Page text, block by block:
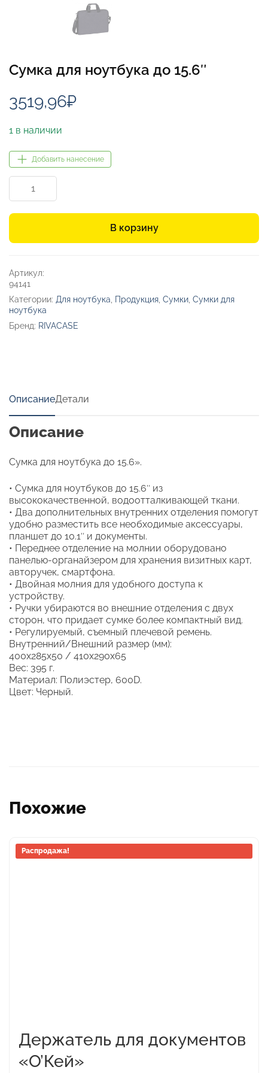
Сумка для ноутбука до 15.6″
3519,96₽
1 в наличии
Добавить нанесение
Количество
товара
Сумка
для
до
В корзину
Артикул:
94141
Категории: Для ноутбука Продукция Сумки Сумки для
ноутбука
Бренд: RIVACASE
ОписаниеДетали
Описание
Сумка для ноутбука до 15.6».
• Сумка для ноутбуков до 15.6″ из
высококачественной, водоотталкивающей ткани.
• Два дополнительных внутренних отделения помогут
удобно разместить все необходимые аксессуары,
планшет до 10.1″ и документы.
• Переднее отделение на молнии оборудовано
панелью-органайзером для хранения визитных карт,
авторучек, смартфона.
• Двойная молния для удобного доступа к
устройству.
• Ручки убираются во внешние отделения с двух
сторон, что придает сумке более компактный вид.
• Регулируемый, съемный плечевой ремень.
Внутренний/Внешний размер (мм):
400x285x50 / 410x290x65
Вес: 395 г.
Материал: Полиэстер, 600D.
Цвет: Черный.
Похожие
Распродажа!
Держатель для документов
«О’Кей»